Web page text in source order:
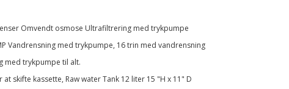
Omvendt osmose Ultrafiltrering med trykpumpe
Vandrensning med trykpumpe, 16 trin med vandrensning
med trykpumpe til alt.
skifte kassette, Raw water Tank 12 liter 15 "H x 11" D